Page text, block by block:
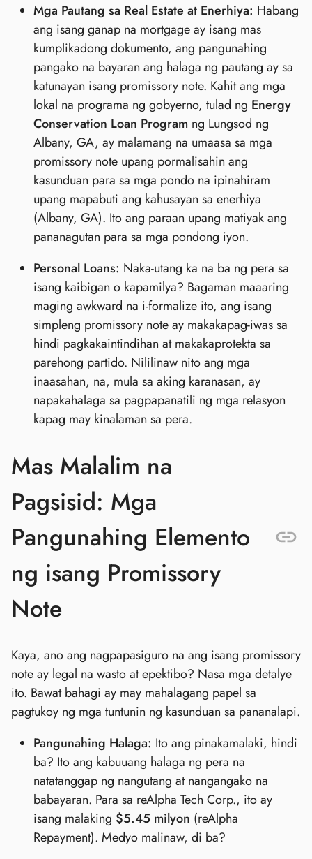
Mga Pautang sa Real Estate at Enerhiya: Habang
ang isang ganap na mortgage ay isang mas
kumplikadong dokumento, ang pangunahing
pangako na bayaran ang halaga ng pautang ay sa
katunayan isang promissory note. Kahit ang mga
lokal na programa ng gobyerno, tulad ng Energy
Conservation Loan Program ng Lungsod ng
Albany, GA, ay malamang na umaasa sa mga
promissory note upang pormalisahin ang
kasunduan para sa mga pondo na ipinahiram
upang mapabuti ang kahusayan sa enerhiya
(Albany, GA). Ito ang paraan upang matiyak ang
pananagutan para sa mga pondong iyon.
Personal Loans: Naka-utang ka na ba ng pera sa
isang kaibigan o kapamilya? Bagaman maaaring
maging awkward na i-formalize ito, ang isang
simpleng promissory note ay makakapag-iwas sa
hindi pagkakaintindihan at makakaprotekta sa
parehong partido. Nililinaw nito ang mga
inaasahan, na, mula sa aking karanasan, ay
napakahalaga sa pagpapanatili ng mga relasyon
kapag may kinalaman sa pera.
Mas Malalim na
Pagsisid: Mga
Pangunahing Elemento
ng isang Promissory
Note
Kaya, ano ang nagpapasiguro na ang isang promissory
note ay legal na wasto at epektibo? Nasa mga detalye
ito. Bawat bahagi ay may mahalagang papel sa
pagtukoy ng mga tuntunin ng kasunduan sa pananalapi.
Pangunahing Halaga: Ito ang pinakamalaki, hindi
ba? Ito ang kabuuang halaga ng pera na
natatanggap ng nangutang at nangangako na
babayaran. Para sa reAlpha Tech Corp., ito ay
isang malaking $5.45 milyon (reAlpha
Repayment). Medyo malinaw, di ba?